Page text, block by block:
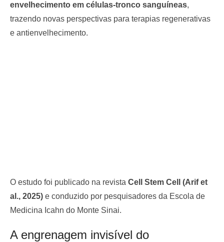
envelhecimento em células-tronco sanguíneas,
trazendo novas perspectivas para terapias regenerativas
e antienvelhecimento.
O estudo foi publicado na revista Cell Stem Cell (Arif et
al., 2025) e conduzido por pesquisadores da Escola de
Medicina Icahn do Monte Sinai.
A engrenagem invisível do